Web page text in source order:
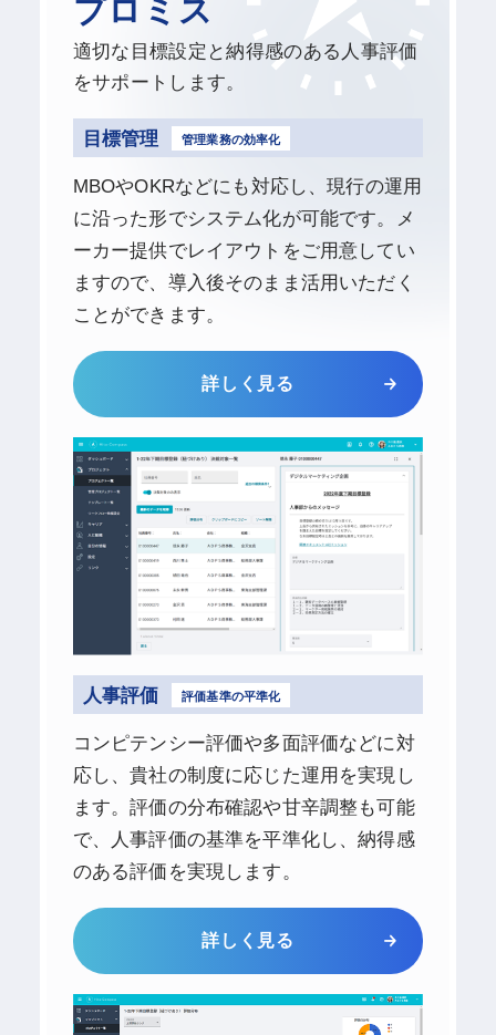
プロミス
適切な目標設定と納得感のある人事評価
をサポートします。
目標管理 管理業務の効率化
MBOやOKRなどにも対応し、現行の運用
に沿った形でシステム化が可能です。メ
ーカー提供でレイアウトをご用意してい
ますので、導入後そのまま活用いただく
ことができます。
詳しく見る
人事評価 評価基準の平準化
コンピテンシー評価や多面評価などに対
応し、貴社の制度に応じた運用を実現し
ます。評価の分布確認や甘辛調整も可能
で、人事評価の基準を平準化し、納得感
のある評価を実現します。
詳しく見る